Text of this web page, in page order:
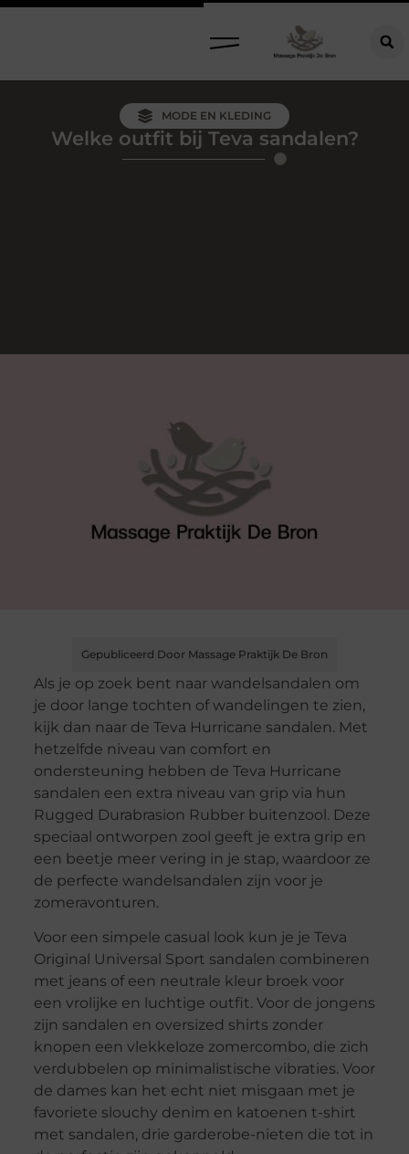
MODE EN KLEDING
Welke outfit bij Teva sandalen?
Gepubliceerd Door Massage Praktijk De Bron
Als je op zoek bent naar wandelsandalen om
je door lange tochten of wandelingen te zien,
kijk dan naar de Teva Hurricane sandalen. Met
hetzelfde niveau van comfort en
ondersteuning hebben de Teva Hurricane
sandalen een extra niveau van grip via hun
Rugged Durabrasion Rubber buitenzool. Deze
speciaal ontworpen zool geeft je extra grip en
een beetje meer vering in je stap, waardoor ze
de perfecte wandelsandalen zijn voor je
zomeravonturen.
Voor een simpele casual look kun je je Teva
Original Universal Sport sandalen combineren
met jeans of een neutrale kleur broek voor
een vrolijke en luchtige outfit. Voor de jongens
zijn sandalen en oversized shirts zonder
knopen een vlekkeloze zomercombo, die zich
verdubbelen op minimalistische vibraties. Voor
de dames kan het echt niet misgaan met je
favoriete slouchy denim en katoenen t-shirt
met sandalen, drie garderobe-nieten die tot in